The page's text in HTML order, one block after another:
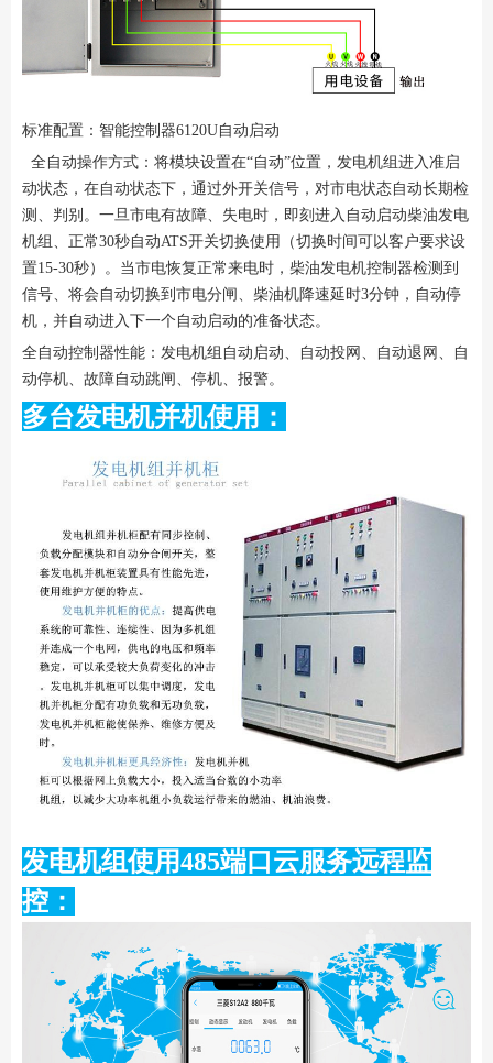
标准配置：智能控制器6120U自动启动
全自动操作方式：将模块设置在“自动”位置，发电机组进入准启
动状态，在自动状态下，通过外开关信号，对市电状态自动长期检
测、判别。一旦市电有故障、失电时，即刻进入自动启动柴油发电
机组、正常30秒自动ATS开关切换使用（切换时间可以客户要求设
置15-30秒）。当市电恢复正常来电时，柴油发电机控制器检测到
信号、将会自动切换到市电分闸、柴油机降速延时3分钟，自动停
机，并自动进入下一个自动启动的准备状态。
全自动控制器性能：发电机组自动启动、自动投网、自动退网、自
动停机、故障自动跳闸、停机、报警。
多台发电机并机使用：
发电机组使用485端口云服务远程监
控：